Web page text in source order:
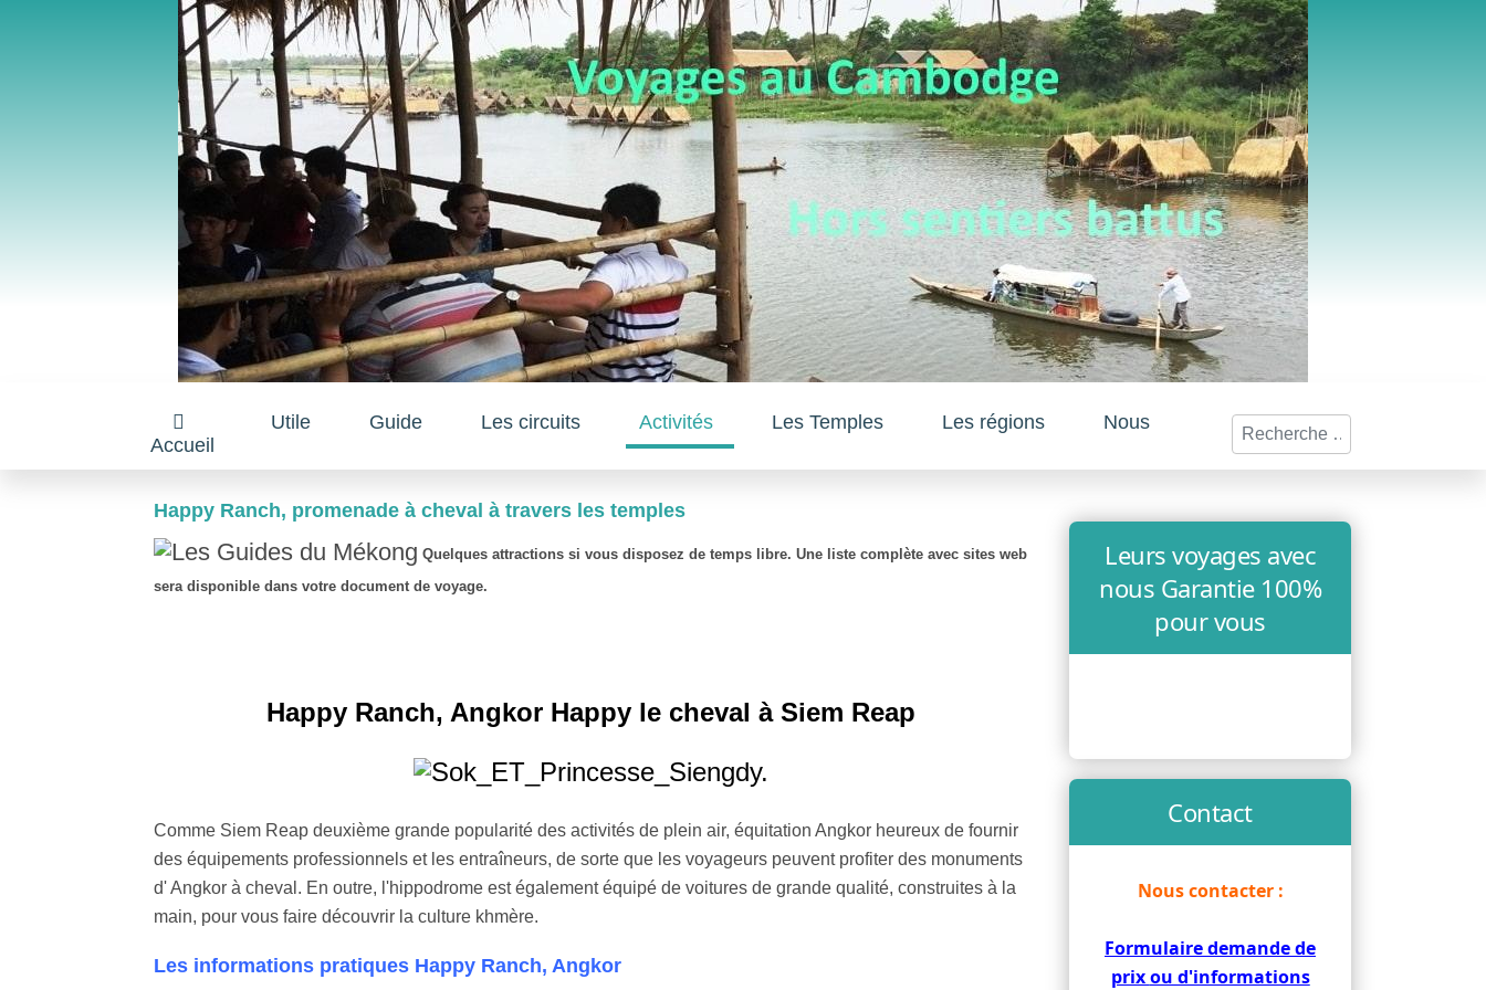
Accueil
Utile Guide Les circuits Activités Les Temples Les régions Nous Rechercher
Happy Ranch, promenade à cheval à travers les temples
Quelques attractions si vous disposez de temps libre. Une liste complète avec sites web
sera disponible dans votre document de voyage.
Happy Ranch, Angkor Happy le cheval à Siem Reap
Comme Siem Reap deuxième grande popularité des activités de plein air, équitation Angkor heureux de fournir
des équipements professionnels et les entraîneurs, de sorte que les voyageurs peuvent profiter des monuments
d' Angkor à cheval. En outre, l'hippodrome est également équipé de voitures de grande qualité, construites à la
main, pour vous faire découvrir la culture khmère.
Les informations pratiques Happy Ranch, Angkor
Leurs voyages avec
nous Garantie 100%
pour vous
Contact
Nous contacter :
Formulaire demande de
prixou d'informations